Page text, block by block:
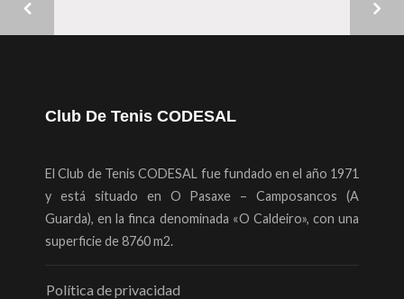
Club De Tenis CODESAL
El Club de Tenis CODESAL fue fundado en el año 1971
y está situado en O Pasaxe – Camposancos (A
Guarda), en la finca denominada «O Caldeiro», con una
superficie de 8760 m2.
Política de privacidad